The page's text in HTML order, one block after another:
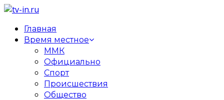
Главная
Время местное
ММК
Официально
Спорт
Происшествия
Общество